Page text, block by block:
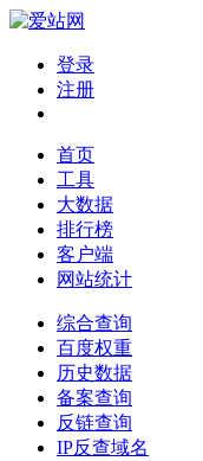
登录
注册
首页
工具
大数据
排行榜
客户端
网站统计
综合查询
百度权重
历史数据
备案查询
反链查询
IP反查域名